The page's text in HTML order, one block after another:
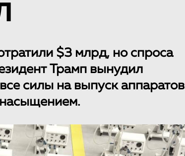
$3 млрд, но спроса
Трамп вынудил
силы на выпуск аппаратов